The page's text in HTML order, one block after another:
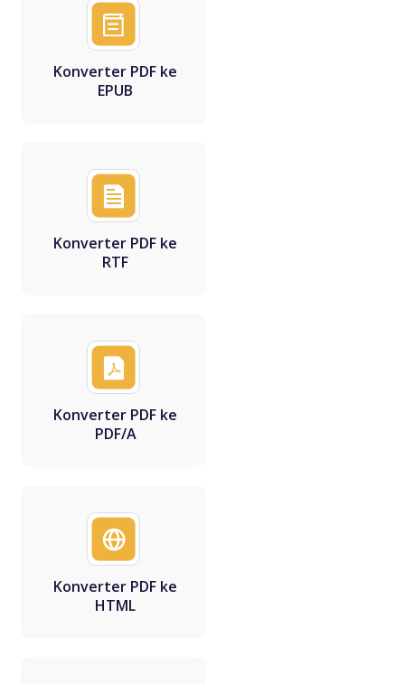
Konverter PDF ke
EPUB
Konverter PDF ke
RTF
Konverter PDF ke
PDF/A
Konverter PDF ke
HTML